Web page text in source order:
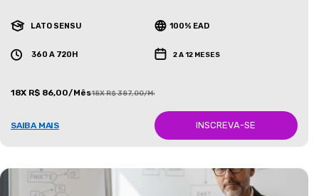
LATO SENSU 100% EAD
360 A 720H 2 A 12 MESES
18X R$ 86,00/Mês18X R$ 387,00/Mês
SAIBA MAIS INSCREVA-SE